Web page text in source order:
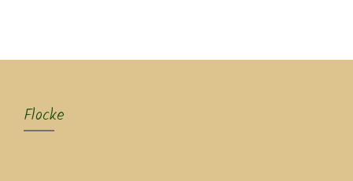
Flocke